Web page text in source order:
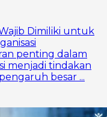
Dimiliki untuk
penting dalam
menjadi tindakan
besar ...